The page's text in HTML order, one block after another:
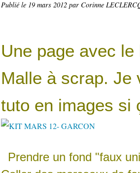
Publié le 19 mars 2012 par Corinne
Une page avec
Malle à scrap. Je
tuto en images si
Prendre un fond "faux